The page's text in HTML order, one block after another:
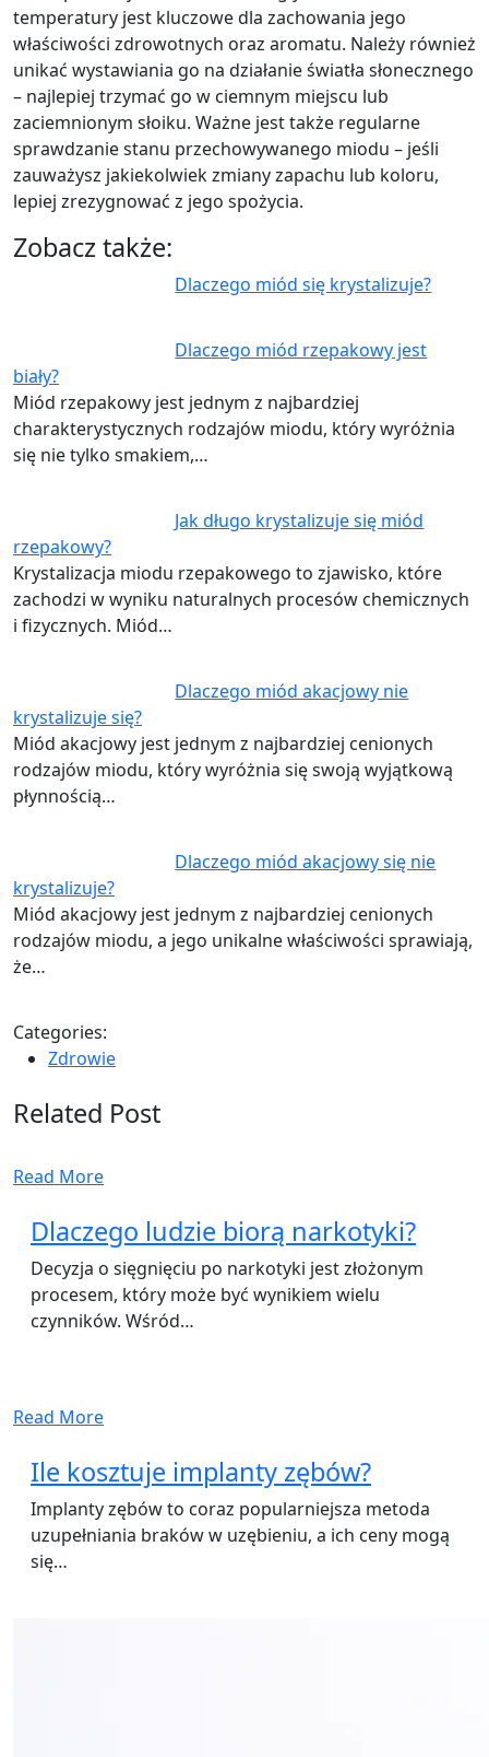
temperatury jest kluczowe dla zachowania jego
właściwości zdrowotnych oraz aromatu. Należy również
unikać wystawiania go na działanie światła słonecznego
– najlepiej trzymać go w ciemnym miejscu lub
zaciemnionym słoiku. Ważne jest także regularne
sprawdzanie stanu przechowywanego miodu – jeśli
zauważysz jakiekolwiek zmiany zapachu lub koloru,
lepiej zrezygnować z jego spożycia.
Zobacz także:
Dlaczego miód się krystalizuje?
Dlaczego miód rzepakowy jest
biały?
Miód rzepakowy jest jednym z najbardziej
charakterystycznych rodzajów miodu, który wyróżnia
się nie tylko smakiem,…
Jak długo krystalizuje się miód
rzepakowy?
Krystalizacja miodu rzepakowego to zjawisko, które
zachodzi w wyniku naturalnych procesów chemicznych
i fizycznych. Miód…
Dlaczego miód akacjowy nie
krystalizuje się?
Miód akacjowy jest jednym z najbardziej cenionych
rodzajów miodu, który wyróżnia się swoją wyjątkową
płynnością…
Dlaczego miód akacjowy się nie
krystalizuje?
Miód akacjowy jest jednym z najbardziej cenionych
rodzajów miodu, a jego unikalne właściwości sprawiają,
że…
Categories:
Zdrowie
Related Post
Read More
Dlaczego ludzie biorą narkotyki?
Decyzja o sięgnięciu po narkotyki jest złożonym
procesem, który może być wynikiem wielu
czynników. Wśród…
Read More
Ile kosztuje implanty zębów?
Implanty zębów to coraz popularniejsza metoda
uzupełniania braków w uzębieniu, a ich ceny mogą
się…